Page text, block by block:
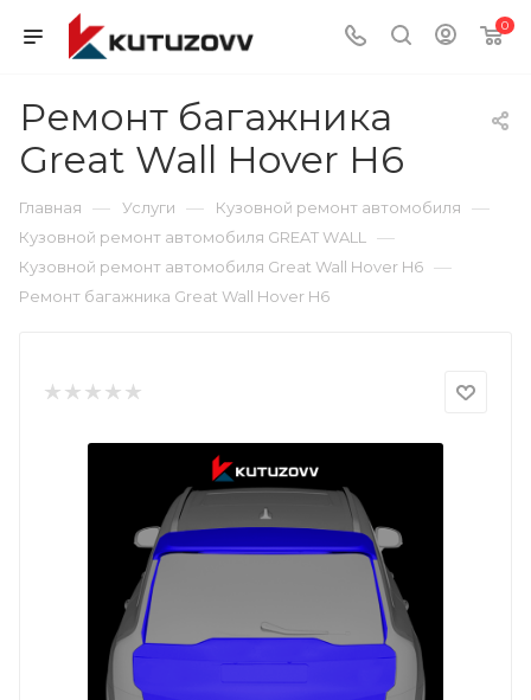
0
Ремонт багажника
Great Wall Hover H6
Главная — Услуги — Кузовной ремонт автомобиля —
Кузовной ремонт автомобиля GREAT WALL —
Кузовной ремонт автомобиля Great Wall Hover H6 —
Ремонт багажника Great Wall Hover H6